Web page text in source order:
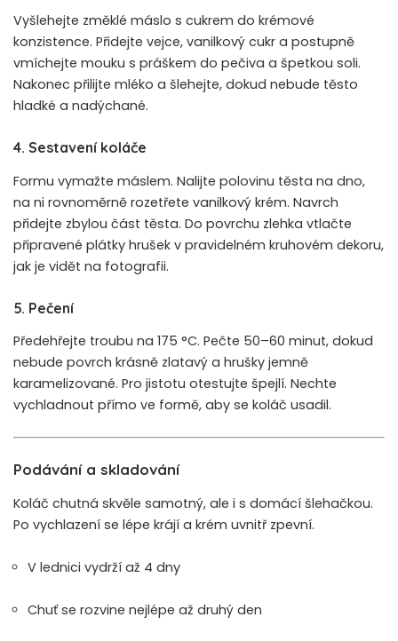
Vyšlehejte změklé máslo s cukrem do krémové
konzistence. Přidejte vejce, vanilkový cukr a postupně
vmíchejte mouku s práškem do pečiva a špetkou soli.
Nakonec přilijte mléko a šlehejte, dokud nebude těsto
hladké a nadýchané.
4. Sestavení koláče
Formu vymažte máslem. Nalijte polovinu těsta na dno,
na ni rovnoměrně rozetřete vanilkový krém. Navrch
přidejte zbylou část těsta. Do povrchu zlehka vtlačte
připravené plátky hrušek v pravidelném kruhovém dekoru,
jak je vidět na fotografii.
5. Pečení
Předehřejte troubu na 175 °C. Pečte 50–60 minut, dokud
nebude povrch krásně zlatavý a hrušky jemně
karamelizované. Pro jistotu otestujte špejlí. Nechte
vychladnout přímo ve formě, aby se koláč usadil.
Podávání a skladování
Koláč chutná skvěle samotný, ale i s domácí šlehačkou.
Po vychlazení se lépe krájí a krém uvnitř zpevní.
V lednici vydrží až 4 dny
Chuť se rozvine nejlépe až druhý den